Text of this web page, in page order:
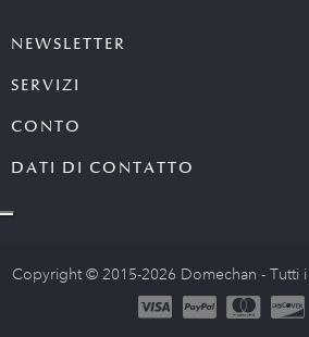
NEWSLETTER
SERVIZI
CONTO
DATI DI CONTATTO
Copyright © 2015-2026 Domechan - Tutti